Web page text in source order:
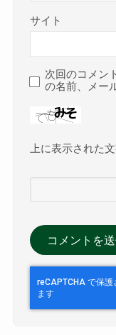
サイト
次回のコメン
の名前、メー
上に表示された